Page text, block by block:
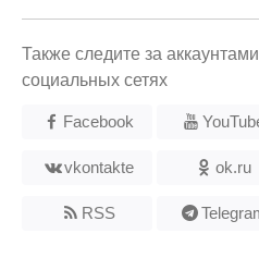
Также следите за аккаунтами
социальных сетях
Facebook
vkontakte ok.ru
RSS